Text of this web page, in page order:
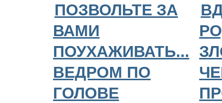
ПОЗВОЛЬТЕ ЗА
ВАМИ
ПОУХАЖИВАТЬ...
ВЕДРОМ ПО
ГОЛОВЕ